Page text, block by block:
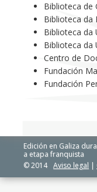
Biblioteca de
Biblioteca da
Biblioteca da
Biblioteca da
Centro de
Fundación
Fundación
Edición en Galiza
a etapa franquista
© 2014 Aviso legal |